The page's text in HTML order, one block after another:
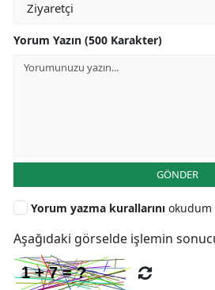
Yorum Yazın (500 Karakter)
GÖNDER
Yorum yazma kurallarını okudum
Aşağıdaki görselde işlemin